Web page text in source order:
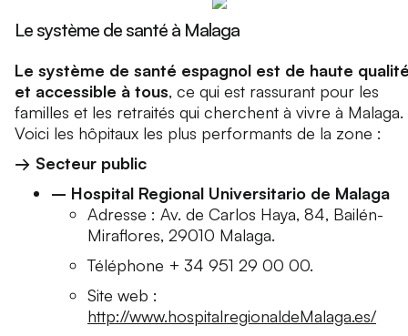
Le système de santé à Malaga
Le système de santé espagnol est de haute
et accessible à tous, ce qui est rassurant pour les
familles et les retraités qui cherchent à vivre à Malaga.
Voici les hôpitaux les plus performants de la zone :
→ Secteur public
– Hospital Regional Universitario de Malaga
Adresse : Av. de Carlos Haya, 84, Bailén-
Miraflores, 29010 Malaga.
Téléphone + 34 951 29 00 00.
Site web :
http://www.hospitalregionaldeMalaga.es/